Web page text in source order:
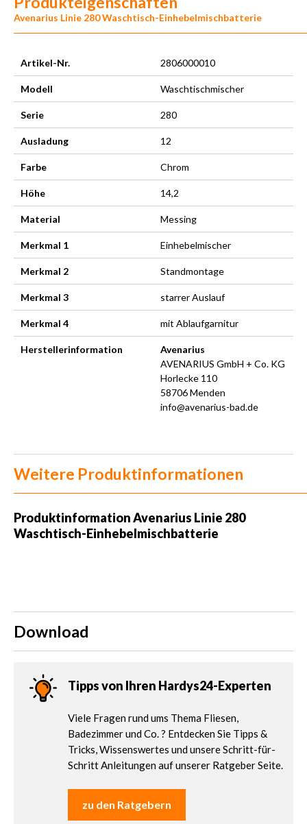
Avenarius Linie 280 Waschtisch-Einhebelmischbatterie
Artikel-Nr. 2806000010
Modell Waschtischmischer
Serie 280
Ausladung 12
Farbe Chrom
Höhe 14,2
Material Messing
Merkmal 1 Einhebelmischer
Merkmal 2 Standmontage
Merkmal 3 starrer Auslauf
Merkmal 4 mit Ablaufgarnitur
Herstellerinformation
Avenarius
AVENARIUS GmbH + Co. KG
Horlecke 110
58706 Menden
info@avenarius-bad.de
Weitere Produktinformationen
Produktinformation Avenarius Linie 280
Waschtisch-Einhebelmischbatterie
Download
Tipps von Ihren Hardys24-Experten
Viele Fragen rund ums Thema Fliesen,
Badezimmer und Co. ? Entdecken Sie Tipps &
Tricks, Wissenswertes und unsere Schritt-für-
Schritt Anleitungen auf unserer Ratgeber Seite.
zu den Ratgebern